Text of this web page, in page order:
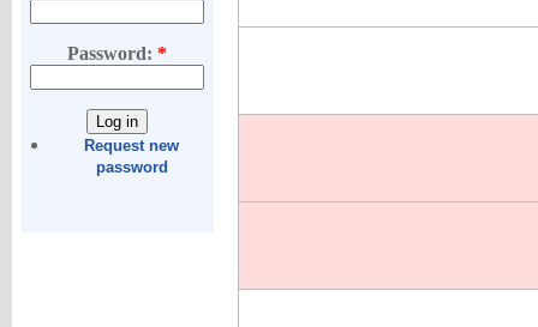
Password:*
Request new
password